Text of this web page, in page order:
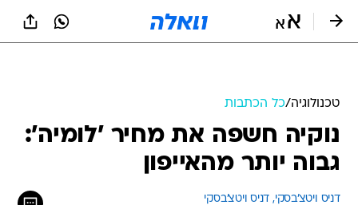
טכנולוגיה/כל הכתבות
נוקיה חשפה את מחיר 'לומיה':
גבוה יותר מהאייפון
דניס ויטצ'בסקי, דניס ויטצ'בסקי